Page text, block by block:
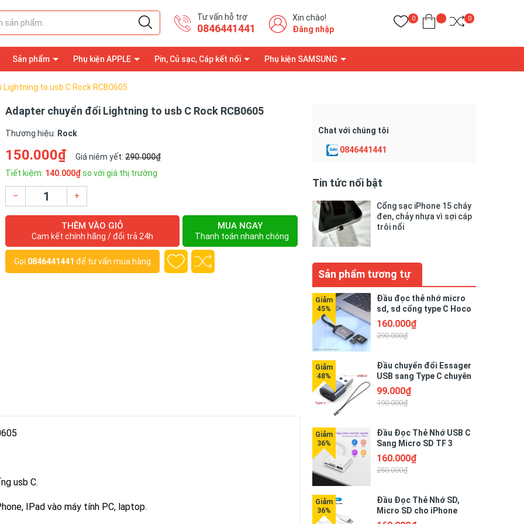
Tư vấn hỗ trợ
0846441441
Xin chào!
Đăng nhập
0 0
Sản phẩm Phụ kiện APPLE Pin, Củ sạc, Cáp kết nối Phụ kiện SAMSUNG
to usb C Rock RCB0605
Adapter chuyển đổi Lightning to usb C Rock RCB0605
Thương hiệu: Rock
150.000₫ Giá niêm yết: 290.000₫
Tiết kiệm: 140.000₫so với giá thị trường
– +
THÊM VÀO GIỎ
Cam kết chính hãng / đổi trả 24h
MUA NGAY
Thanh toán nhanh chóng
Gọi 0846441441 để tư vấn mua hàng
usb C.
IPad vào máy tính PC, laptop.
Chat với chúng tôi
0846441441
Tin tức nổi bật
Cổng sạc iPhone 15 cháy
đen, chảy nhựa vì sợi cáp
trôi nổi
Sản phẩm tương tự
Đầu đọc thẻ nhớ micro
sd, sd cổng type C Hoco
UA25
160.000₫
290.000₫
Đầu chuyển đổi Essager
USB sang Type C chuyên
dụng
99.000₫
190.000₫
Đầu Đọc Thẻ Nhớ USB C
Sang Micro SD TF 3
Trong 1
160.000₫
250.000₫
Đầu Đọc Thẻ Nhớ SD,
Micro SD cho iPhone
Lightning